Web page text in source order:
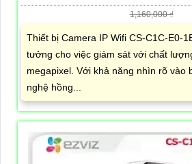
1,160,000 ₫
Thiết bị Camera IP Wifi CS-C1C-E0-
tưởng cho việc giám sát với chất
megapixel. Với khả năng nhìn rõ vào
nghệ hồng...